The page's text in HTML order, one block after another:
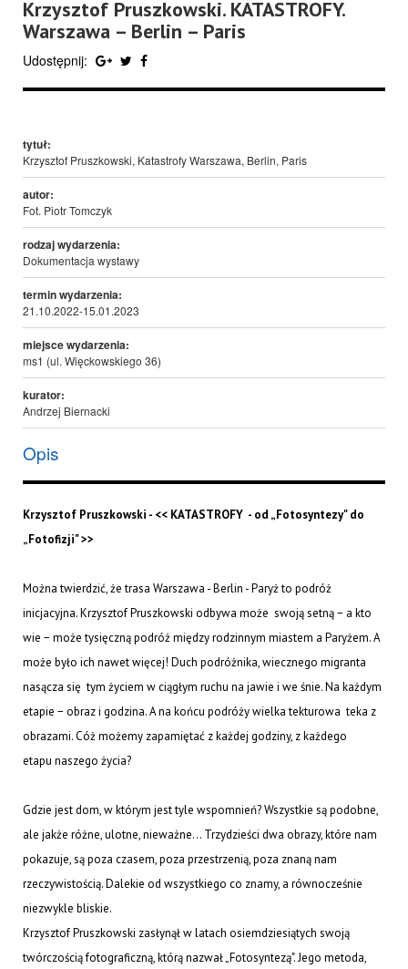
Krzysztof Pruszkowski. KATASTROFY.
Warszawa – Berlin – Paris
Udostępnij:
tytuł:
Krzysztof Pruszkowski, Katastrofy Warszawa, Berlin, Paris
autor:
Fot. Piotr Tomczyk
rodzaj wydarzenia:
Dokumentacja wystawy
termin wydarzenia:
21.10.2022-15.01.2023
miejsce wydarzenia:
ms1 (ul. Więckowskiego 36)
kurator:
Andrzej Biernacki
Opis
Krzysztof Pruszkowski - << KATASTROFY - od „Fotosyntezy" do
„Fotofizji" >>
Można twierdzić, że trasa Warszawa - Berlin - Paryż to podróż
inicjacyjna. Krzysztof Pruszkowski odbywa może swoją setną − a kto
wie − może tysięczną podróż między rodzinnym miastem a Paryżem. A
może było ich nawet więcej! Duch podróżnika, wiecznego migranta
nasącza się tym życiem w ciągłym ruchu na jawie i we śnie. Na każdym
etapie − obraz i godzina. A na końcu podróży wielka tekturowa teka z
obrazami. Cóż możemy zapamiętać z każdej godziny, z każdego
etapu naszego życia?
Gdzie jest dom, w którym jest tyle wspomnień? Wszystkie są podobne,
ale jakże różne, ulotne, nieważne... Trzydzieści dwa obrazy, które nam
pokazuje, są poza czasem, poza przestrzenią, poza znaną nam
rzeczywistością. Dalekie od wszystkiego co znamy, a równocześnie
niezwykle bliskie.
Krzysztof Pruszkowski zasłynął w latach osiemdziesiątych swoją
twórczością fotograficzną, którą nazwał „Fotosyntezą". Jego metoda,